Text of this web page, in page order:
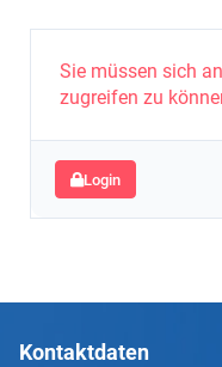
Sie müssen sich
zugreifen zu
Login
Kontaktdaten